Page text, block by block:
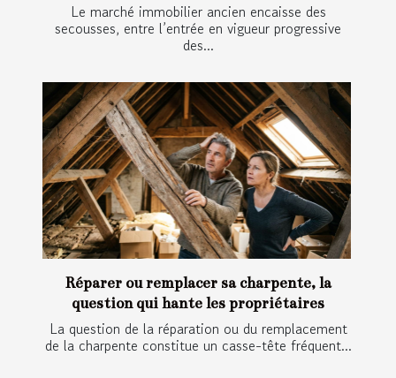
Le marché immobilier ancien encaisse des
secousses, entre l’entrée en vigueur progressive
des...
Réparer ou remplacer sa charpente, la
question qui hante les propriétaires
La question de la réparation ou du remplacement
de la charpente constitue un casse-tête fréquent...